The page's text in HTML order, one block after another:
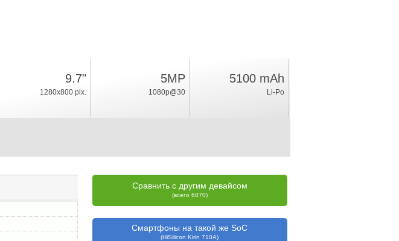
9.7"
1280x800 pix.
5MP
1080p@30
5100 mAh
Li-Po
Сравнить с другим девайсом
(всего 6070)
Смартфоны на такой же SoC
(HiSilicon Kirin 710A)